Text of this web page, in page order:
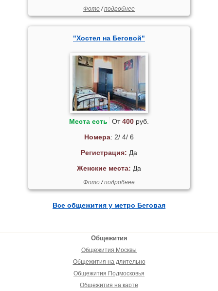
Фото/подробнее
"Хостел на Беговой"
Места есть От400руб.
Номера: 2/ 4/ 6
Регистрация: Да
Женские места: Да
Фото/подробнее
Все общежития у метро Беговая
Общежития
Общежития Москвы
Общежития на длительно
Общежития Подмосковья
Общежития на карте